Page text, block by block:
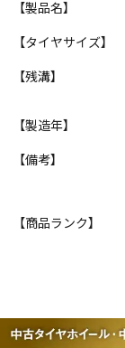
【製品名】
【タイヤサイズ】
【残溝】
【製造年】
【備考】
【商品ランク】